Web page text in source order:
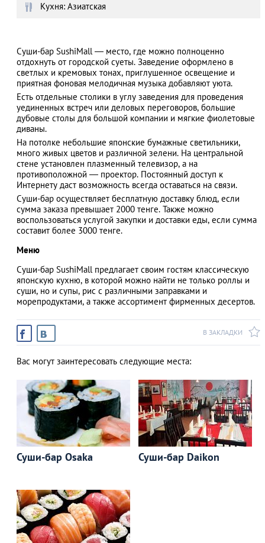
АЗАД
Кухня: Азиатская
Суши-бар SushiMall — место, где можно полноценно
отдохнуть от городской суеты. Заведение оформлено в
светлых и кремовых тонах, приглушенное освещение и
приятная фоновая мелодичная музыка добавляют уюта.
Есть отдельные столики в углу заведения для проведения
уединенных встреч или деловых переговоров, большие
дубовые столы для большой компании и мягкие фиолетовые
диваны.
На потолке небольшие японские бумажные светильники,
много живых цветов и различной зелени. На центральной
стене установлен плазменный телевизор, а на
противоположной — проектор. Постоянный доступ к
Интернету даст возможность всегда оставаться на связи.
Суши-бар осуществляет бесплатную доставку блюд, если
сумма заказа превышает 2000 тенге. Также можно
воспользоваться услугой закупки и доставки еды, если сумма
составит более 3000 тенге.
Меню
Суши-бар SushiMall предлагает своим гостям классическую
японскую кухню, в которой можно найти не только роллы и
суши, но и супы, рис с различными заправками и
морепродуктами, а также ассортимент фирменных десертов.
В ЗАКЛАДКИ
Вас могут заинтересовать следующие места:
Суши-бар Osaka Суши-бар Daikon